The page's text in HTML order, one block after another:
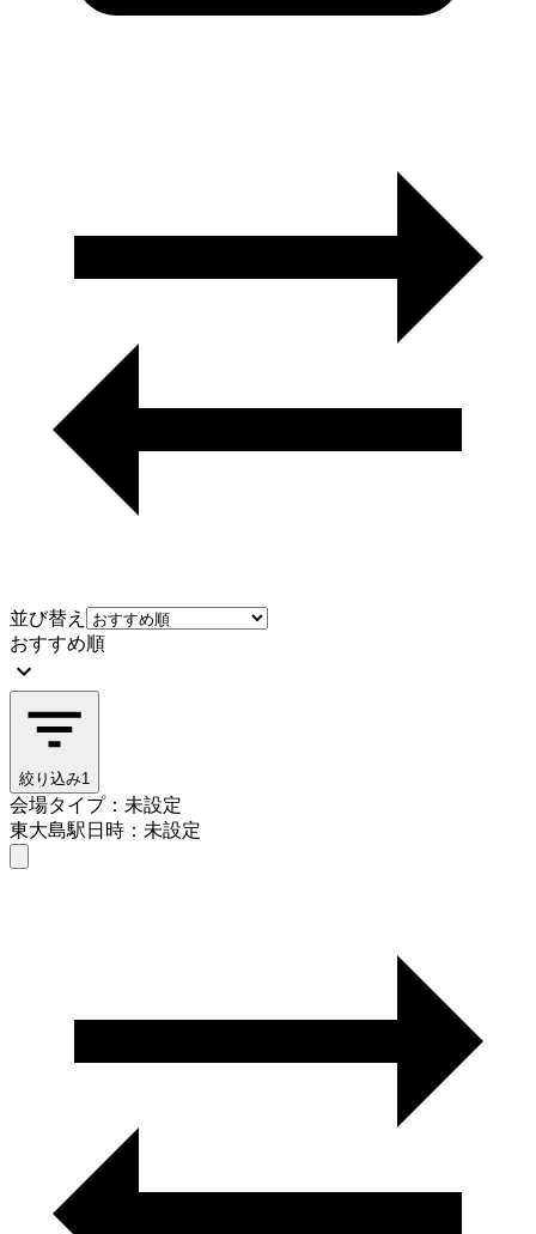
並び替え
おすすめ順
絞り込み1
会場タイプ：未設定
東大島駅日時：未設定